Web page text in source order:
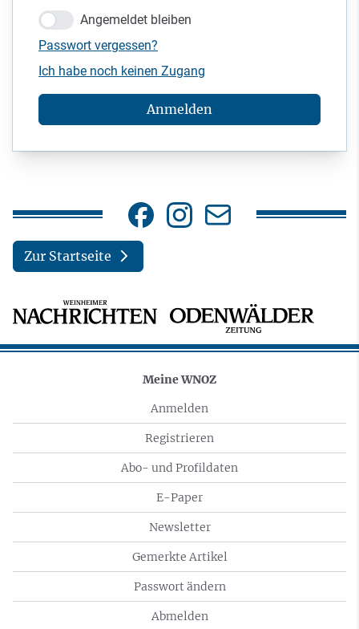
Angemeldet bleiben
Passwort vergessen?
Ich habe noch keinen Zugang
Anmelden
Zur Startseite
Meine WNOZ
Anmelden
Registrieren
Abo- und Profildaten
E-Paper
Newsletter
Gemerkte Artikel
Passwort ändern
Abmelden